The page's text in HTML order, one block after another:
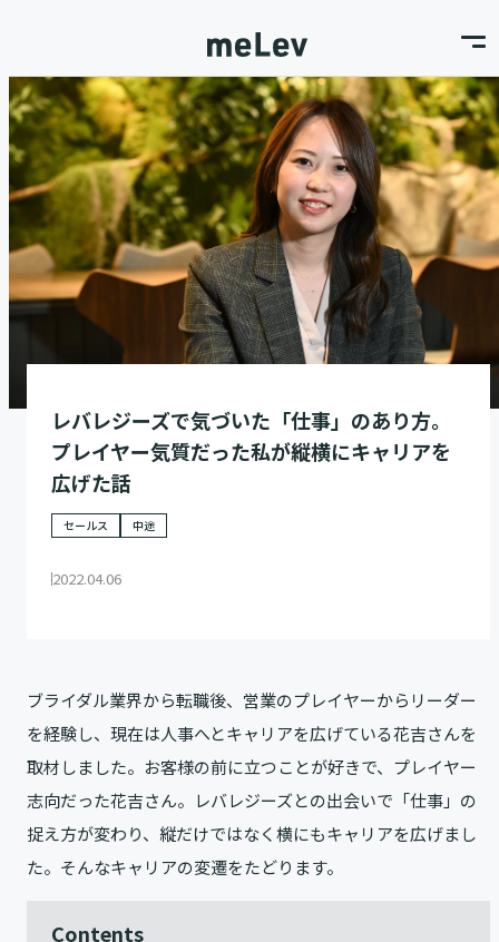
レバレジーズで気づいた「仕事」のあり方。
プレイヤー気質だった私が縦横にキャリアを
広げた話
セールス 中途
2022.04.06
ブライダル業界から転職後、営業のプレイヤーからリーダー
を経験し、現在は人事へとキャリアを広げている花吉さんを
取材しました。お客様の前に立つことが好きで、プレイヤー
志向だった花吉さん。レバレジーズとの出会いで「仕事」の
捉え方が変わり、縦だけではなく横にもキャリアを広げまし
た。そんなキャリアの変遷をたどります。
Contents